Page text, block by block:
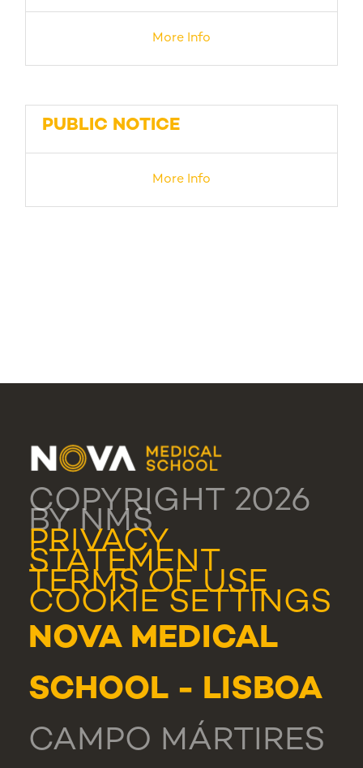
More Info
PUBLIC NOTICE
More Info
COPYRIGHT 2026
BY NMS
PRIVACY
STATEMENT
TERMS OF USE
COOKIE SETTINGS
NOVA MEDICAL
SCHOOL - LISBOA
CAMPO MÁRTIRES